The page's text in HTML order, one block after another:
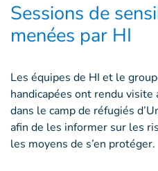
Sessions de
menées par HI
Les équipes de HI et le
handicapées ont rendu
dans le camp de réfugiés
afin de les informer sur les
les moyens de s’en protéger.